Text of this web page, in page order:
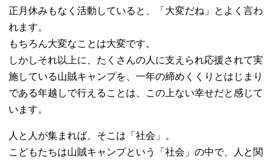
正月休みもなく活動していると、「大変だね」とよく言わ
れます。
もちろん大変なことは大変です。
しかしそれ以上に、たくさんの人に支えられ応援されて実
施している山賊キャンプを、一年の締めくくりとはじまり
である年越しで行えることは、この上ない幸せだと感じて
います。
人と人が集まれば、そこは「社会」。
こどもたちは山賊キャンプという「社会」の中で、人と関